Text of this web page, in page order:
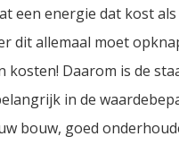
een energie dat kost
dit allemaal moet
kosten! Daarom is de
in de
bouw, goed